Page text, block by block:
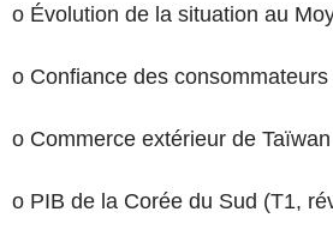
o Évolution de la situation au
o Confiance des
o Commerce extérieur de
o PIB de la Corée du Sud (T1,